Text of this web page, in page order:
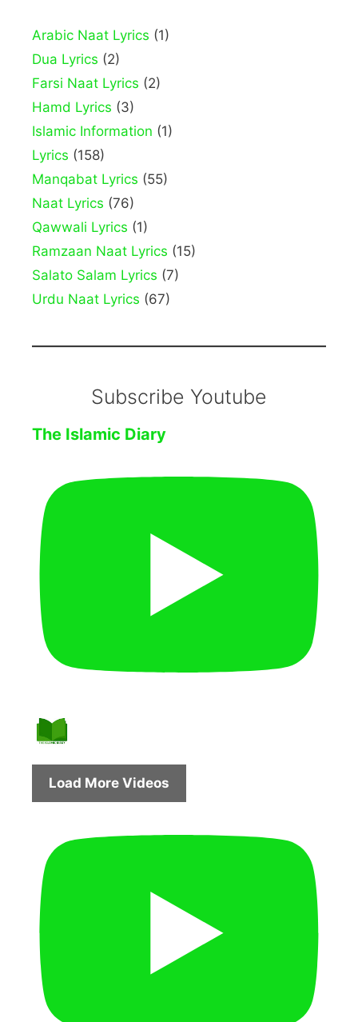
Arabic Naat Lyrics (1)
Dua Lyrics (2)
Farsi Naat Lyrics (2)
Hamd Lyrics (3)
Islamic Information (1)
Lyrics (158)
Manqabat Lyrics (55)
Naat Lyrics (76)
Qawwali Lyrics (1)
Ramzaan Naat Lyrics (15)
Salato Salam Lyrics (7)
Urdu Naat Lyrics (67)
Subscribe Youtube
The Islamic Diary
Load More Videos